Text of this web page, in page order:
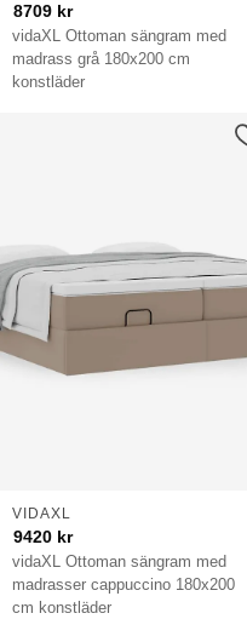
vidaXL Ottoman sängram med
madrass grå 180x200 cm
konstläder
8709 kr
vidaXL Ottoman sängram med
madrasser cappuccino 180x200
cm konstläder
VIDAXL
9420 kr